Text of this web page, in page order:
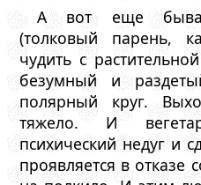
А вот еще
(толковый парень,
чудить с
безумный и
полярный круг.
тяжело. И
психический недуг и
проявляется в отказе